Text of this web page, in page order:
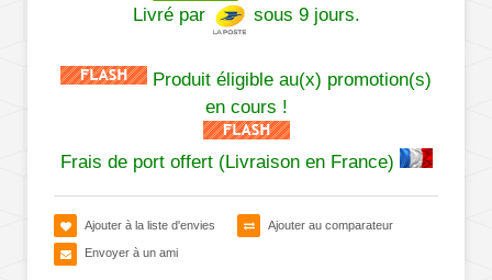
Livré par
sous 9 jours.
Produit éligible au(x) promotion(s)
en cours !
Frais de port offert (Livraison en France)
Ajouter à la liste d'envies Ajouter au comparateur
Envoyer à un ami